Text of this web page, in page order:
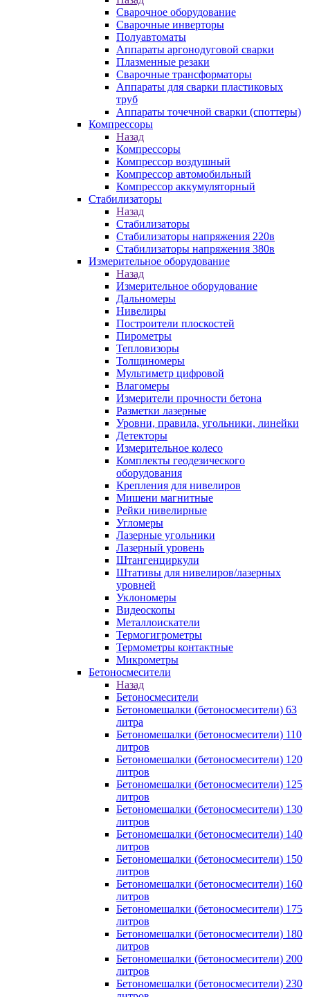
Сварочное оборудование
Сварочные инверторы
Полуавтоматы
Аппараты аргонодуговой сварки
Плазменные резаки
Сварочные трансформаторы
Аппараты для сварки пластиковых
труб
Аппараты точечной сварки (споттеры)
Компрессоры
Назад
Компрессоры
Компрессор воздушный
Компрессор автомобильный
Компрессор аккумуляторный
Стабилизаторы
Назад
Стабилизаторы
Стабилизаторы напряжения 220в
Стабилизаторы напряжения 380в
Измерительное оборудование
Назад
Измерительное оборудование
Дальномеры
Нивелиры
Построители плоскостей
Пирометры
Тепловизоры
Толщиномеры
Мультиметр цифровой
Влагомеры
Измерители прочности бетона
Разметки лазерные
Уровни, правила, угольники, линейки
Детекторы
Измерительное колесо
Комплекты геодезического
оборудования
Крепления для нивелиров
Мишени магнитные
Рейки нивелирные
Угломеры
Лазерные угольники
Лазерный уровень
Штангенциркули
Штативы для нивелиров/лазерных
уровней
Уклономеры
Видеоскопы
Металлоискатели
Термогигрометры
Термометры контактные
Микрометры
Бетоносмесители
Назад
Бетоносмесители
Бетономешалки (бетоносмесители) 63
литра
Бетономешалки (бетоносмесители) 110
литров
Бетономешалки (бетоносмесители) 120
литров
Бетономешалки (бетоносмесители) 125
литров
Бетономешалки (бетоносмесители) 130
литров
Бетономешалки (бетоносмесители) 140
литров
Бетономешалки (бетоносмесители) 150
литров
Бетономешалки (бетоносмесители) 160
литров
Бетономешалки (бетоносмесители) 175
литров
Бетономешалки (бетоносмесители) 180
литров
Бетономешалки (бетоносмесители) 200
литров
Бетономешалки (бетоносмесители) 230